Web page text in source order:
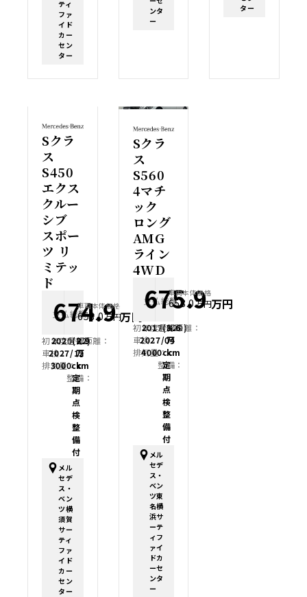
ティ
ファ
イド
カー
セン
ター
ンタ
ー
ター
Sクラ
ス
S450
エクス
クルー
シブ
スポー
ツ リ
ミテッ
ド
支払総額
674.9 万円
車両本体価格
658.0万円
初年度登録：
2020(R2)
車検：
2027/12
排気量：
3000cc
走行距離：
2.9
万
km
整備：
定
期
点
検
整
備
付
メル
セデ
ス・
ベン
ツ横
須賀
サー
ティ
ファ
イド
カー
セン
ター
Sクラ
ス
S560
4マチ
ック
ロング
AMG
ライン
4WD
支払総額
675.9 万円
車両本体価格
658.0万円
初年度登録：
2017(H29)
車検：
2027/04
排気量：
4000cc
走行距離：
3.6
万
km
整備：
定
期
点
検
整
備
付
メル
セデ
ス・
ベン
ツ東
名横
浜サ
ーテ
ィフ
ァイ
ドカ
ーセ
ンタ
ー